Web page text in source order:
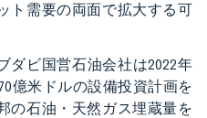
ト需要の両面で拡大する可
ダビ国営石油会社は2022年
億米ドルの設備投資計画を
の石油・天然ガス埋蔵量を